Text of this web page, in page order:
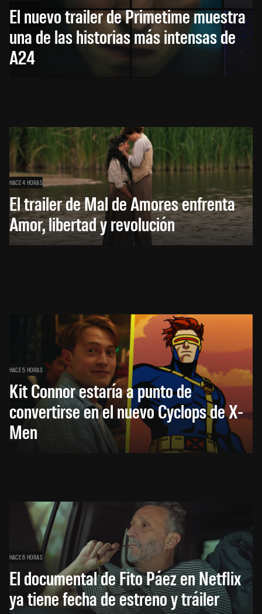
El nuevo trailer de Primetime muestra
una de las historias más intensas de
A24
HACE 4 HORAS
El trailer de Mal de Amores enfrenta
Amor, libertad y revolución
HACE 5 HORAS
Kit Connor estaría a punto de
convertirse en el nuevo Cyclops de X-
Men
HACE 6 HORAS
El documental de Fito Páez en Netflix
ya tiene fecha de estreno y tráiler